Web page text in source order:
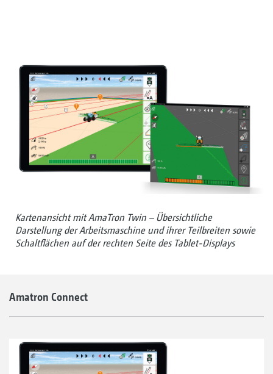
Kartenansicht mit AmaTron Twin – Übersichtliche
Darstellung der Arbeitsmaschine und ihrer Teilbreiten sowie
Schaltflächen auf der rechten Seite des Tablet-Displays
Amatron Connect